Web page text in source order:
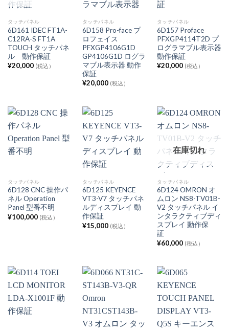
タッチパネル
6D161 IDEC FT1A-
C12RA-S FT1A
TOUCH タッチパネ
ル 動作保証
¥20,000 (税込）
タッチパネル
6D158 Pro-face プ
ロフェイス
PFXGP4106G1D
GP4106G1D ログラ
マブル表示器 動作
保証
¥20,000 (税込）
タッチパネル
6D157 Proface
PFXGP4114T2D プ
ログラマブル表示器
動作保証
¥20,000 (税込）
タッチパネル
6D128 CNC 操作パ
ネル Operation
Panel 型番不明
¥100,000 (税込）
タッチパネル
6D125 KEYENCE
VT3-V7 タッチパネ
ルディスプレイ 動
作保証
¥15,000 (税込）
在庫切れ
タッチパネル
6D124 OMRON オ
ムロン NS8-TV01B-
V2 タッチパネル イ
ンタラクティブディ
スプレイ 動作保
証
¥60,000 (税込）